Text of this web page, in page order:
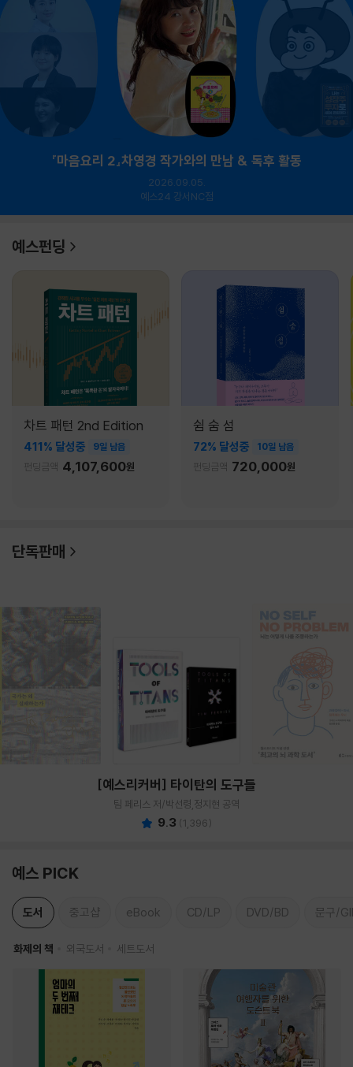
『마음요리 2』차영경 작가와의 만남 & 독후 활동
2026.09.05.
예스24 강서NC점
예스펀딩
차트 패턴 2nd Edition
411% 달성중 9일 남음
펀딩금액 4,107,600원
쉼 숨 섬
72% 달성중 10일 남음
펀딩금액 720,000원
단독판매
[예스리커버] 타이탄의 도구들
팀 페리스 저/박선령,정지현 공역
9.3 (1,396)
예스 PICK
도서 중고샵 eBook CD/LP DVD/BD 문구/
화제의 책 외국도서 세트도서